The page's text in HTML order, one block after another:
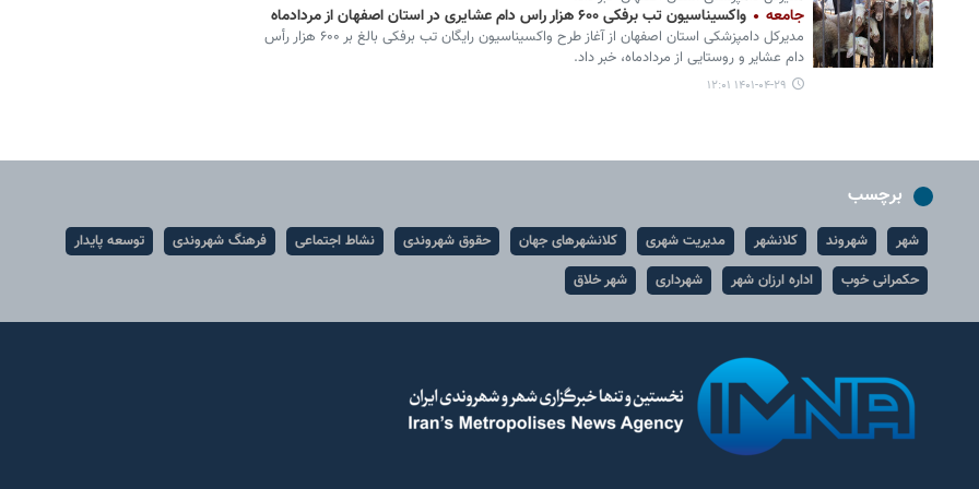
جامعه واکسیناسیون تب برفکی ۶۰۰ هزار راس دام عشایری در استان اصفهان از مردادماه
مدیرکل دامپزشکی استان اصفهان از آغاز طرح واکسیناسیون رایگان تب برفکی بالغ بر ۶۰۰ هزار رأس
دام عشایر و روستایی از مردادماه، خبر داد.
۱۴۰۱-۰۴-۲۹ ۱۲:۰۱
برچسب
شهر شهروند کلانشهر مدیریت شهری کلانشهرهای جهان حقوق شهروندی نشاط اجتماعی فرهنگ شهروندی
توسعه پایدار
حکمرانی خوب
اداره ارزان شهر شهرداری شهر خلاق